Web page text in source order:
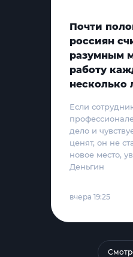
Почти
россиян
разумным
работу
несколько
Если
дело и
ценят, он не
новое место,
Деньгин
вчера 19:25